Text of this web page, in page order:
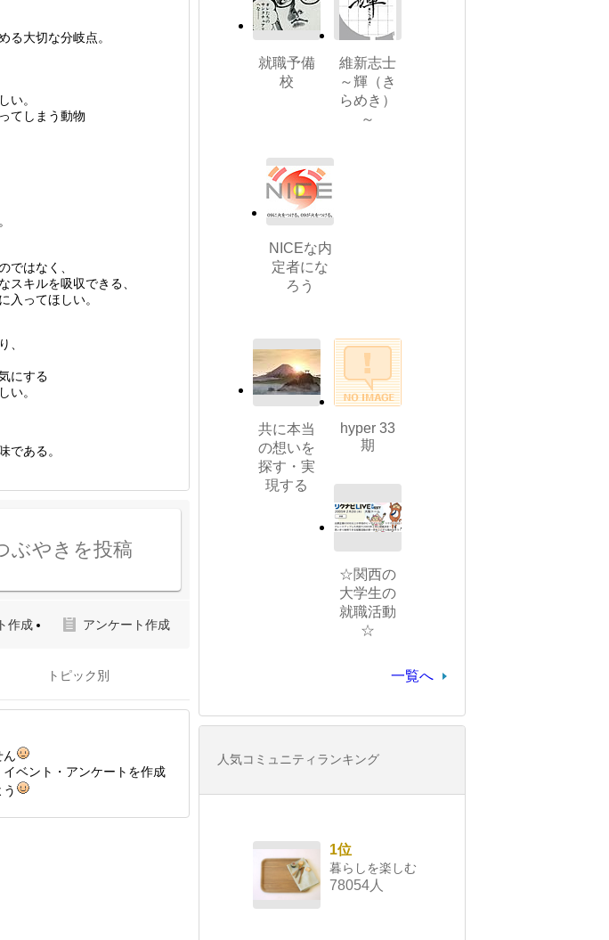
る大切な分岐点。
い。
てしまう動物
ではなく、
スキルを吸収できる、
入ってほしい。
、
にする
い。
である。
ぶやきを投稿
作成 アンケート作成
トピック別
ん
ベント・アンケートを作成
就職予備
校
維新志士
～輝（き
らめき）
～
NICEな内
定者にな
ろう
共に本当
の想いを
探す・実
現する
hyper 33
期
☆関西の
大学生の
就職活動
☆
一覧へ
人気コミュニティランキング
1位
暮らしを楽しむ
78054人